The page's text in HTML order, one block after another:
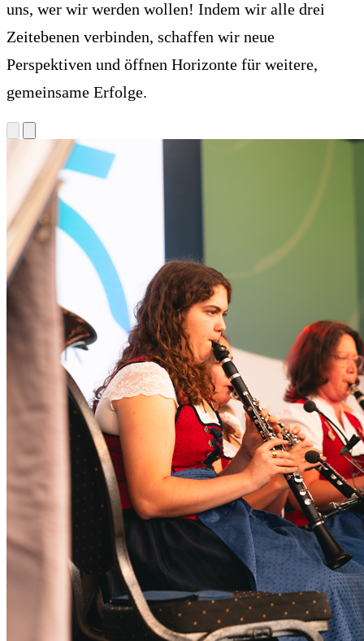
uns, wer wir werden wollen! Indem wir alle drei
Zeitebenen verbinden, schaffen wir neue
Perspektiven und öffnen Horizonte für weitere,
gemeinsame Erfolge.